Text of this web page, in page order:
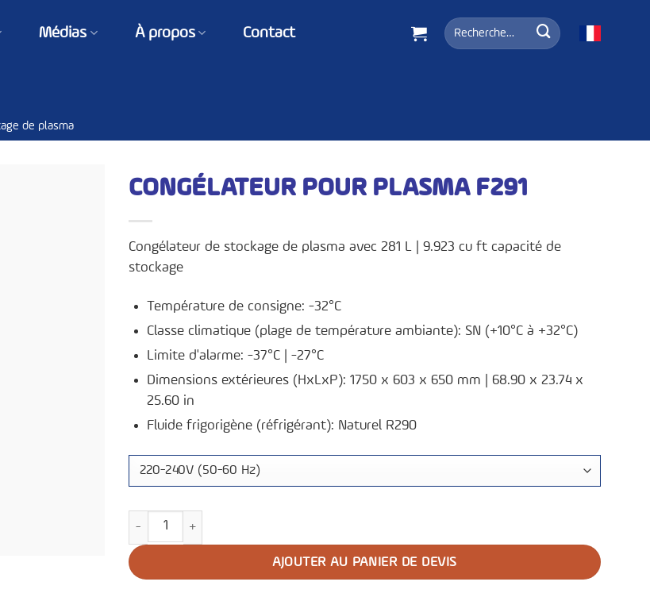
Médias À propos Contact
Recherche
pour :
de plasma
CONGÉLATEUR POUR PLASMA F291
Congélateur de stockage de plasma avec 281 L | 9.923 cu ft capacité de
stockage
Température de consigne: -32°C
Classe climatique (plage de température ambiante): SN (+10°C à +32°C)
Limite d'alarme: -37°C | -27°C
Dimensions extérieures (HxLxP): 1750 x 603 x 650 mm | 68.90 x 23.74 x
25.60 in
Fluide frigorigène (réfrigérant): Naturel R290
quantité de Congélateur pour plasma F291
AJOUTER AU PANIER DE DEVIS